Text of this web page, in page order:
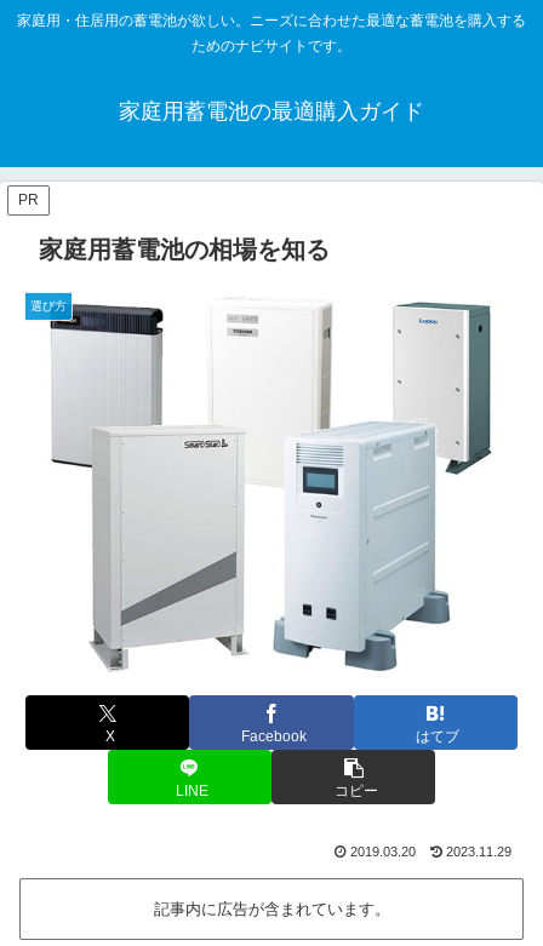
家庭用・住居用の蓄電池が欲しい。ニーズに合わせた最適な蓄電池を購入する
ためのナビサイトです。
家庭用蓄電池の最適購入ガイド
PR
家庭用蓄電池の相場を知る
選び方
X Facebook はてブ
LINE コピー
2019.03.20 2023.11.29
記事内に広告が含まれています。